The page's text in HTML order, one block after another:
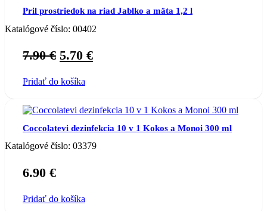
Pril prostriedok na riad Jablko a mäta 1,2 l
Katalógové číslo: 00402
7.90€ Original
was:
5.70 €Current
Pridať do košíka
Coccolatevi dezinfekcia 10 v 1 Kokos a Monoi 300 ml
Katalógové číslo: 03379
6.90 €
Pridať do košíka